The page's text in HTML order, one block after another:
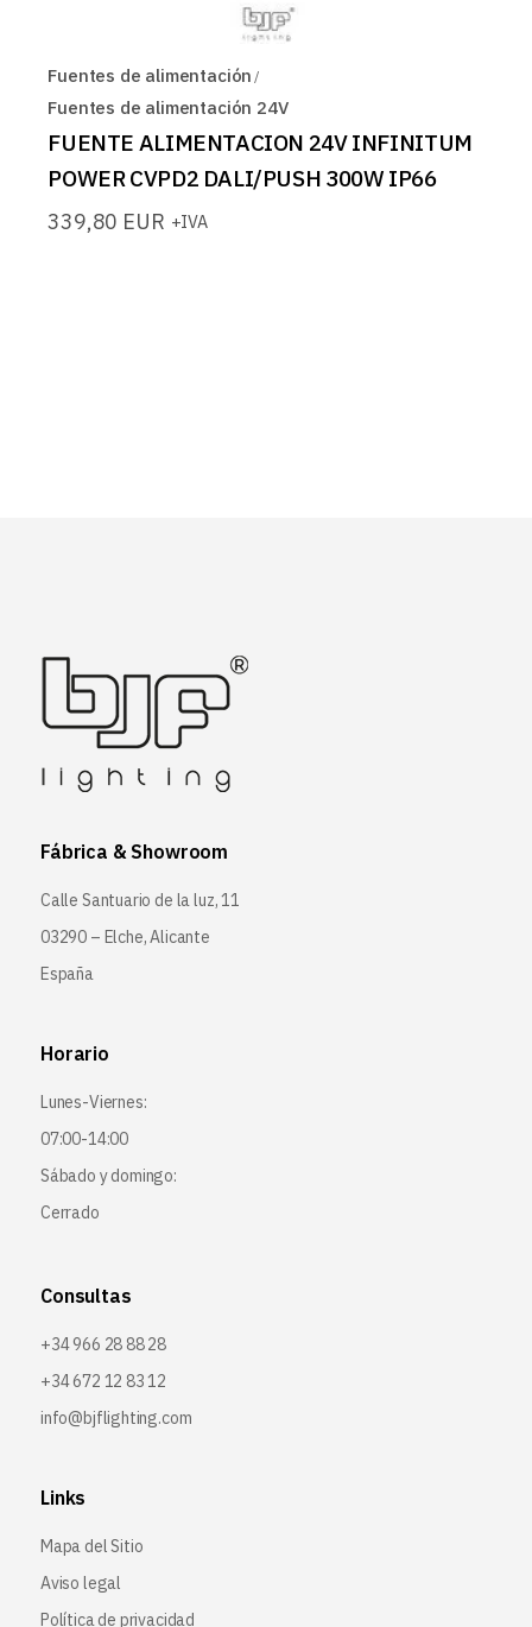
Fuentes de alimentación
Fuentes de alimentación 24V
FUENTE ALIMENTACION 24V INFINITUM
POWER CVPD2 DALI/PUSH 300W IP66
339,80 EUR +IVA
Fábrica & Showroom
Calle Santuario de la luz, 11
03290 – Elche, Alicante
España
Horario
Lunes-Viernes:
07:00-14:00
Sábado y domingo:
Cerrado
Consultas
+34 966 28 88 28
+34 672 12 83 12
info@bjflighting.com
Links
Mapa del Sitio
Aviso legal
Política de privacidad